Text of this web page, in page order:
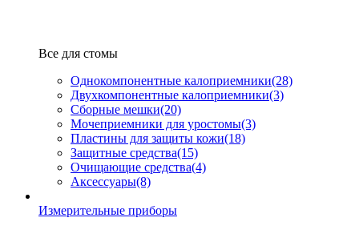
Все для стомы
Однокомпонентные калоприемники(28)
Двухкомпонентные калоприемники(3)
Сборные мешки(20)
Мочеприемники для уростомы(3)
Пластины для защиты кожи(18)
Защитные средства(15)
Очищающие средства(4)
Аксессуары(8)
Измерительные приборы